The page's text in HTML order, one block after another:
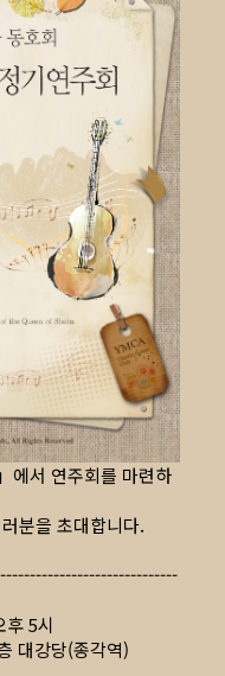
에서 연주회를 마련하
분을 초대합니다.
5시
대강당(종각역)